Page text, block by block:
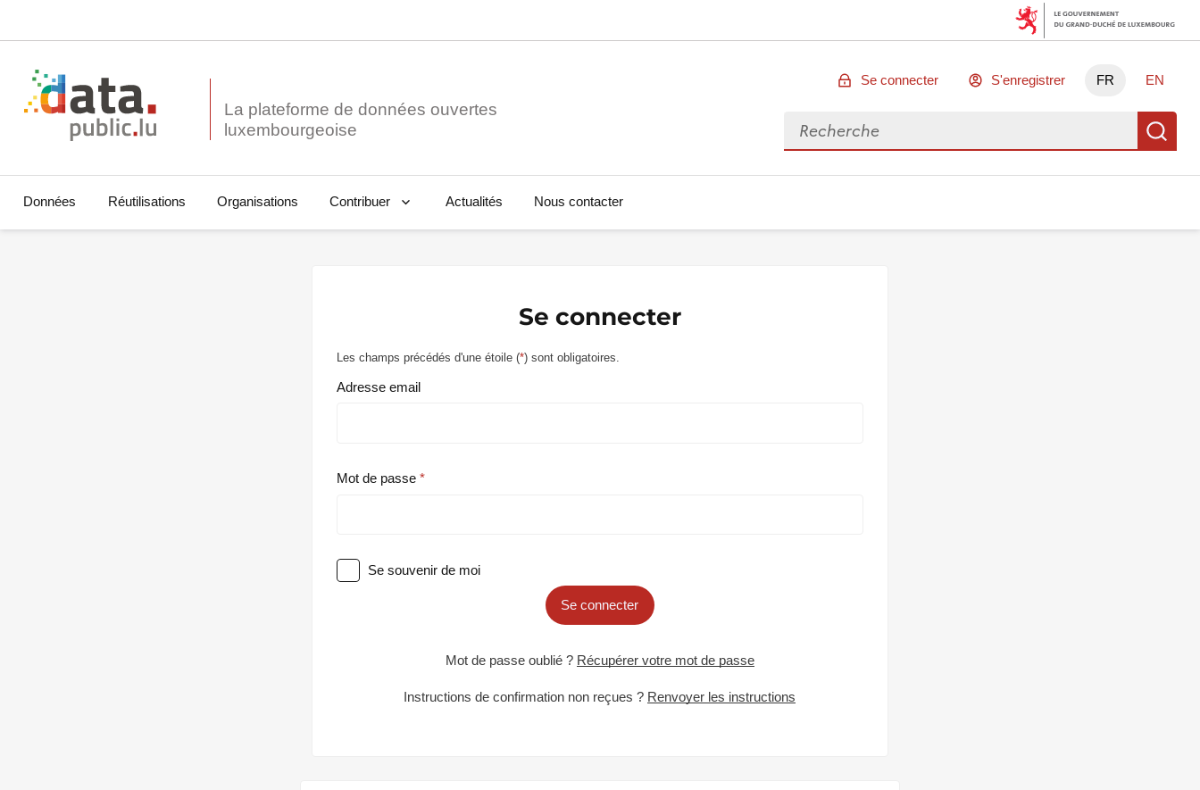
La plateforme de données ouvertes
Se connecter S'enregistrer FR EN
Rechercher des données
Données Réutilisations Organisations Contribuer Actualités Nous contacter
Se connecter
Les champs précédés d'une étoile (*) sont obligatoires.
Adresse email
Mot de passe
Se souvenir de moi
Se connecter
Mot de passe oublié ? Récupérer votre mot de passe
Instructions de confirmation non reçues ? Renvoyer les instructions